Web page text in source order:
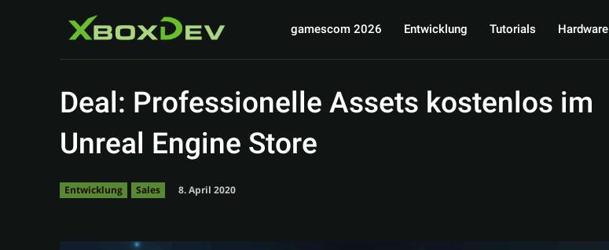
gamescom 2026 Entwicklung Tutorials Hardware
Deal: Professionelle Assets kostenlos im
Unreal Engine Store
Entwicklung Sales 8. April 2020